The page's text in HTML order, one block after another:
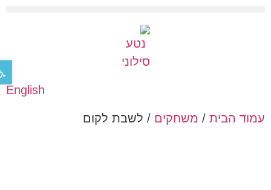
English
עמוד הבית/משחקים/ לשבת לקום